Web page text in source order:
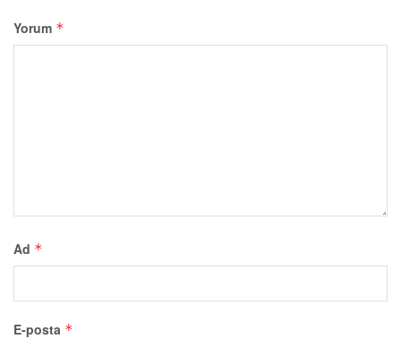
Yorum *
Ad *
E-posta *